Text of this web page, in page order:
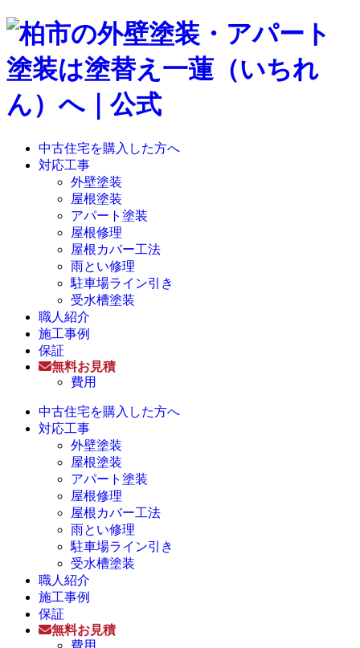
中古住宅を購入した方へ
対応工事
外壁塗装
屋根塗装
アパート塗装
屋根修理
屋根カバー工法
雨とい修理
駐車場ライン引き
受水槽塗装
職人紹介
施工事例
保証
無料お見積
費用
中古住宅を購入した方へ
対応工事
外壁塗装
屋根塗装
アパート塗装
屋根修理
屋根カバー工法
雨とい修理
駐車場ライン引き
受水槽塗装
職人紹介
施工事例
保証
無料お見積
費用